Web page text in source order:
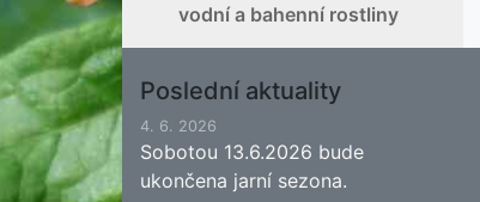
vodní a bahenní rostliny
Poslední aktuality
4. 6. 2026
Sobotou 13.6.2026 bude
ukončena jarní sezona.